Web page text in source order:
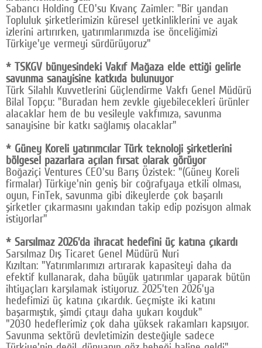
Google Plus
© 2026 TÜM HAKLARI SAKLIDIR
Sabancı Holding CEO'su Kıvanç Zaimler: "Bir yandan
Topluluk şirketlerimizin küresel yetkinliklerini ve ayak
izlerini artırırken, yatırımlarımızda ise önceliğimizi
Türkiye'ye vermeyi sürdürüyoruz"
* TSKGV bünyesindeki Vakıf Mağaza elde ettiği gelirle
savunma sanayisine katkıda bulunuyor
Türk Silahlı Kuvvetlerini Güçlendirme Vakfı Genel Müdürü
Bilal Topçu: "Buradan hem zevkle giyebilecekleri ürünler
alacaklar hem de bu vesileyle vakfımıza, savunma
sanayisine bir katkı sağlamış olacaklar"
* Güney Koreli yatırımcılar Türk teknoloji şirketlerini
bölgesel pazarlara açılan fırsat olarak görüyor
Boğaziçi Ventures CEO'su Barış Özistek: "(Güney Koreli
firmalar) Türkiye'nin geniş bir coğrafyaya etkili olması,
oyun, FinTek, savunma gibi dikeylerde çok başarılı
şirketler çıkarmasını yakından takip edip pozisyon almak
istiyorlar"
* Sarsılmaz 2026'da ihracat hedefini üç katına çıkardı
Sarsılmaz Dış Ticaret Genel Müdürü Nuri
Kızıltan: "Yatırımlarımızı artırarak kapasiteyi daha da
efektif kullanarak, daha büyük yatırımlar yaparak bütün
ihtiyaçları karşılamak istiyoruz. 2025'ten 2026'ya
hedefimizi üç katına çıkardık. Geçmişte iki katını
başarmıştık, şimdi çıtayı daha yukarı koyduk"
"2030 hedeflerimiz çok daha yüksek rakamları kapsıyor.
Savunma sektörü devletimizin desteğiyle sadece